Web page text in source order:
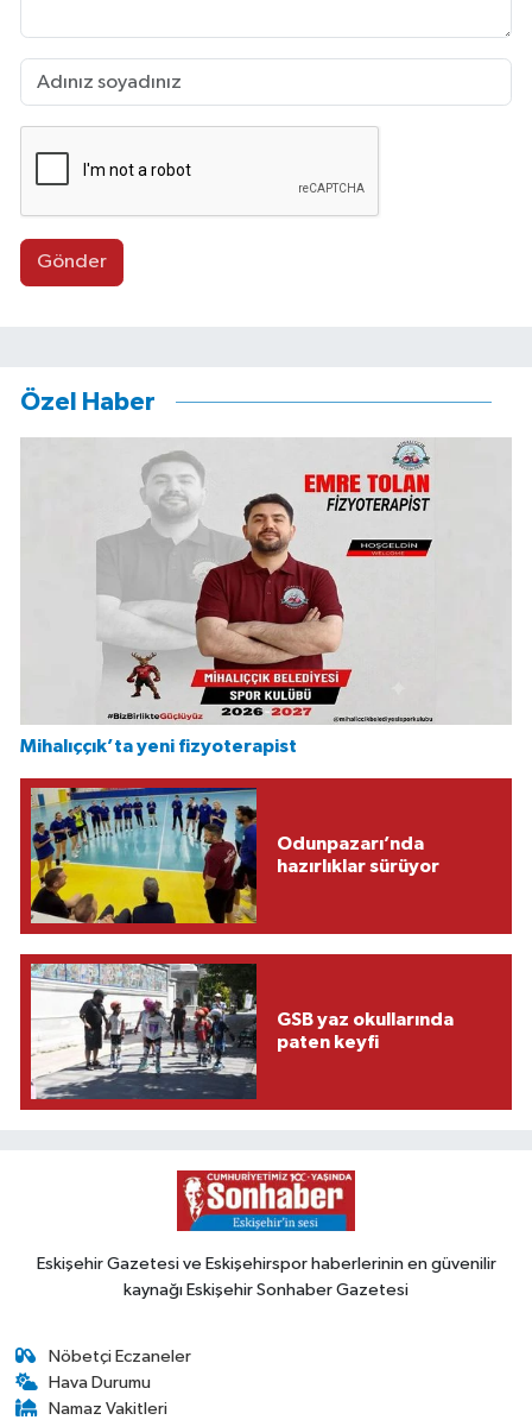
Gönder
Özel Haber
Mihalıççık’ta yeni fizyoterapist
Odunpazarı’nda
hazırlıklar sürüyor
GSB yaz okullarında
paten keyfi
Eskişehir Gazetesi ve Eskişehirspor haberlerinin en güvenilir
kaynağı Eskişehir Sonhaber Gazetesi
Nöbetçi Eczaneler
Hava Durumu
Namaz Vakitleri